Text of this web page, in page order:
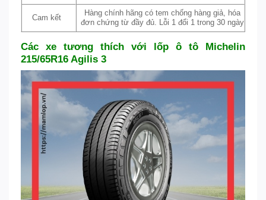
Cam kết
Hàng chính hãng có tem chống hàng giả, hóa
đơn chứng từ đầy đủ. Lỗi 1 đổi 1 trong 30 ngày
Các xe tương thích với lốp ô tô Michelin
215/65R16 Agilis 3